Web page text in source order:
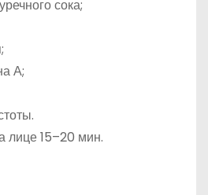
сока;
А;
лице 15–20 мин.